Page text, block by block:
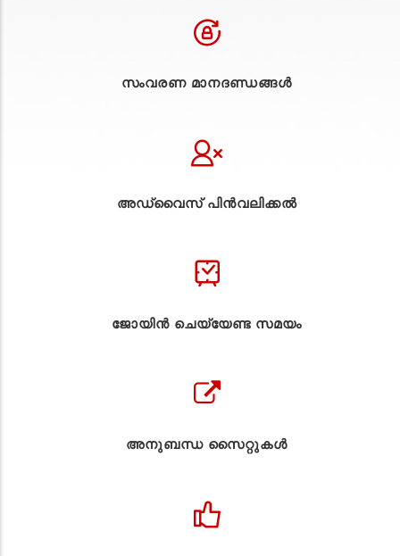
സംവരണ മാനദണ്ഡങ്ങൾ
അഡ്വൈസ് പിൻവലിക്കൽ
ജോയിൻ ചെയ്യേണ്ട സമയം
അനുബന്ധ സൈറ്റുകള്‍